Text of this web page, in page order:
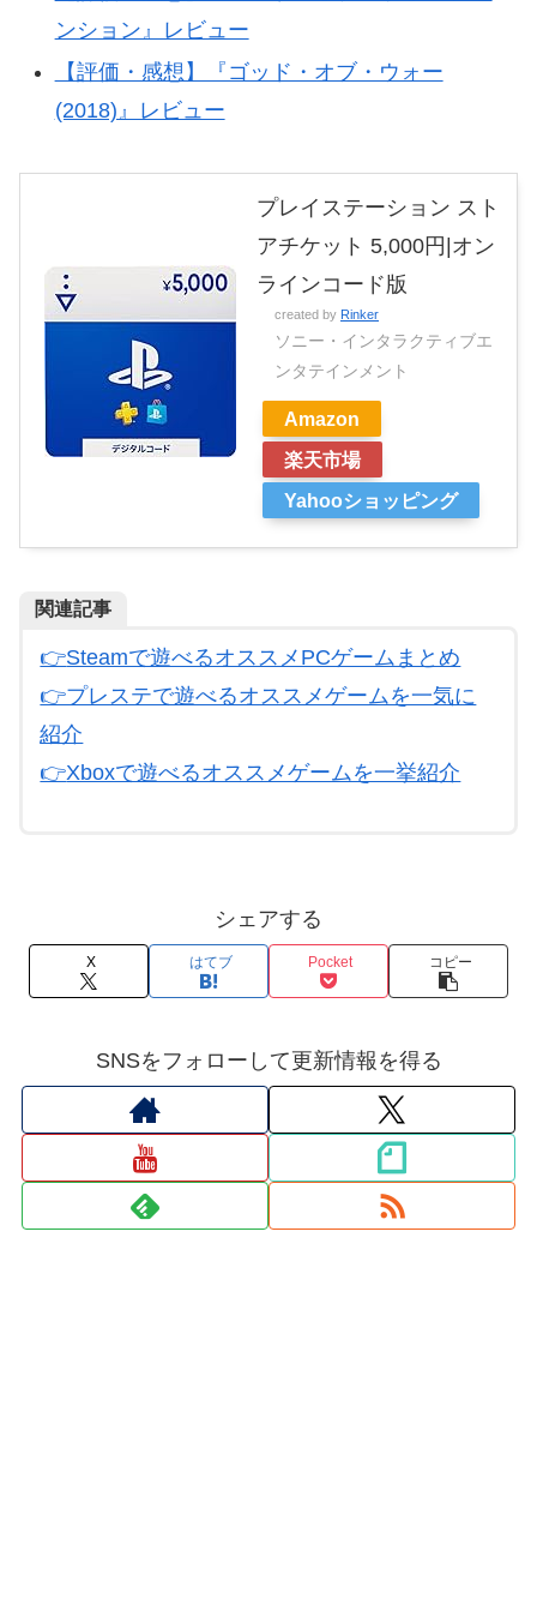
ンション』レビュー
【評価・感想】『ゴッド・オブ・ウォー
(2018)』レビュー
プレイステーション スト
アチケット 5,000円|オン
ラインコード版
created by Rinker
ソニー・インタラクティブエ
ンタテインメント
Amazon
楽天市場
Yahooショッピング
関連記事
👉Steamで遊べるオススメPCゲームまとめ
👉プレステで遊べるオススメゲームを一気に
紹介
👉Xboxで遊べるオススメゲームを一挙紹介
シェアする
X はてブ Pocket コピー
SNSをフォローして更新情報を得る